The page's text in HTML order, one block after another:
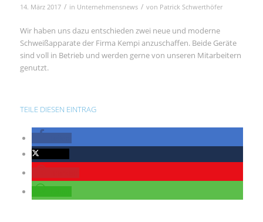
14. März 2017 / in Unternehmensnews / von Patrick Schwerthöfer
Wir haben uns dazu entschieden zwei neue und moderne
Schweißapparate der Firma Kempi anzuschaffen. Beide Geräte
sind voll in Betrieb und werden gerne von unseren Mitarbeitern
genutzt.
TEILE DIESEN EINTRAG